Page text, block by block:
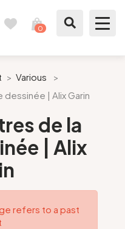
0
> Various
>
| Alix Garin
de la
| Alix
refers to a past